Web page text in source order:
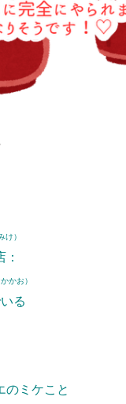
け）
かお）
る
のミケこと